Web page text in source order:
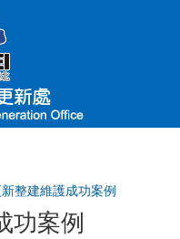
整建維護成功案例
功案例